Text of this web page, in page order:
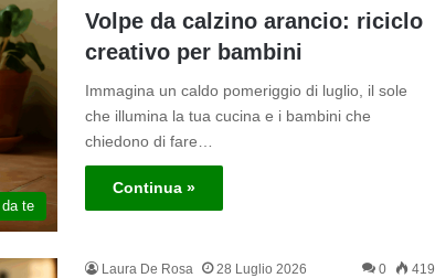
te
Volpe da calzino arancio: riciclo
creativo per bambini
Immagina un caldo pomeriggio di luglio, il sole
che illumina la tua cucina e i bambini che
chiedono di fare…
Continua »
Laura De Rosa 28 Luglio 2026 0 419